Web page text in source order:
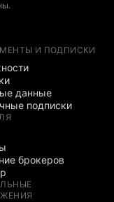
И ПОДПИСКИ
данные
подписки
брокеров